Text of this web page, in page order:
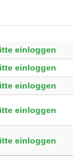
einloggen
einloggen
einloggen
einloggen
einloggen